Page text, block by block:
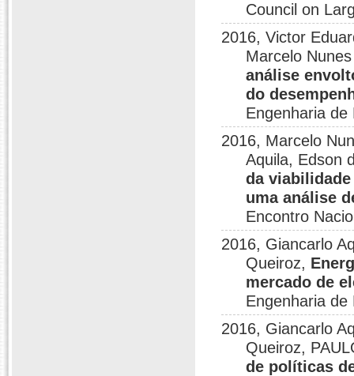
Council on
2016, Victor
Marcelo
análise
do
Engenharia de
2016, Marcelo
Aquila, Edson
da
uma análise
Encontro
2016, Giancarlo
Queiroz,
mercado de
Engenharia de
2016, Giancarlo
Queiroz,
de políticas